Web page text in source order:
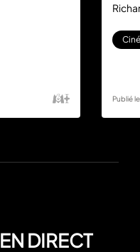
Publié
DIRECT